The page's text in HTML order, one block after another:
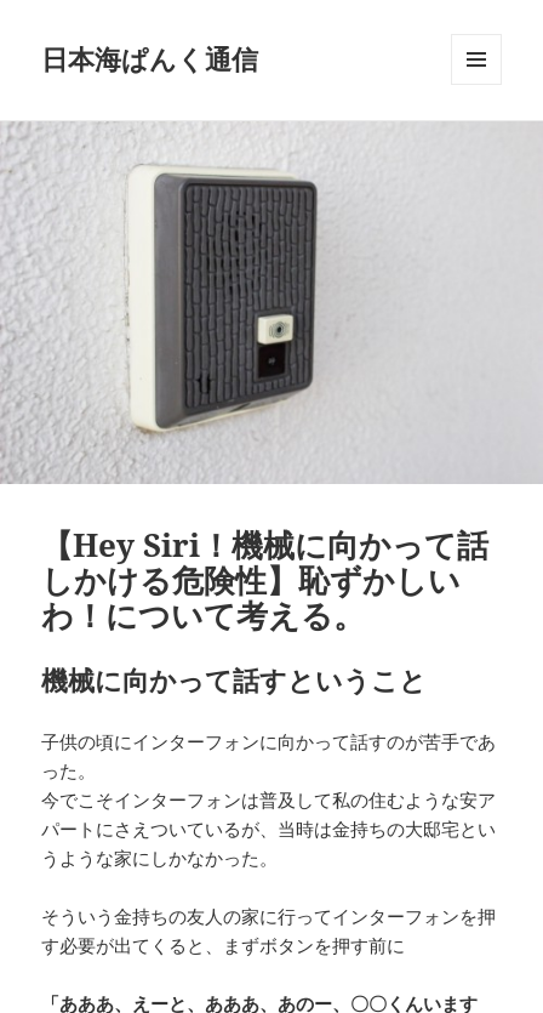
日本海ぱんく通信
ーとウ
【Hey Siri！機械に向かって話
しかける危険性】恥ずかしい
わ！について考える。
機械に向かって話すということ
子供の頃にインターフォンに向かって話すのが苦手であ
った。
今でこそインターフォンは普及して私の住むような安ア
パートにさえついているが、当時は金持ちの大邸宅とい
うような家にしかなかった。
そういう金持ちの友人の家に行ってインターフォンを押
す必要が出てくると、まずボタンを押す前に
「あああ、えーと、あああ、あのー、〇〇くんいます